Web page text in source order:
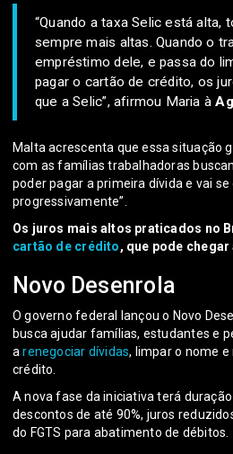
“Quando a taxa Selic está alta,
sempre mais altas. Quando o
empréstimo dele, e passa do
pagar o cartão de crédito, os
que a Selic”, afirmou Maria à
Malta acrescenta que essa situação
com as famílias trabalhadoras
poder pagar a primeira dívida e vai se
progressivamente”.
Os juros mais altos praticados no
cartão de crédito, que pode chegar
Novo Desenrola
O governo federal lançou o Novo
busca ajudar famílias, estudantes e
arenegociar dívidas, limpar o nome
crédito.
A nova fase da iniciativa terá
descontos de até 90%, juros
do FGTS para abatimento de débitos.